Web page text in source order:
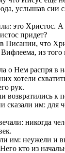
услышав сии
это Христос.
придет?
Писании, что
из того
о Нем распря в
хотели
рук.
возвратились к
сказали им: для
никогда
им: неужели и
кто из